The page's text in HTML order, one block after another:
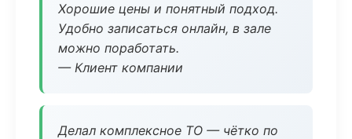
Хорошие цены и понятный подход.
Удобно записаться онлайн, в зале
можно поработать.
— Клиент компании
Делал комплексное ТО — чётко по